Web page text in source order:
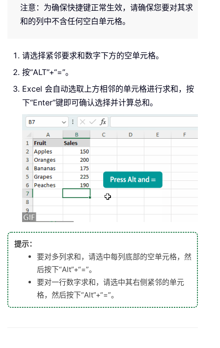
注意：为确保快捷键正常生效，请确保您要对其求
和的列中不含任何空白单元格。
请选择紧邻要求和数字下方的空单元格。
按“ALT”+“=”。
Excel 会自动选取上方相邻的单元格进行求和，按
下“Enter”键即可确认选择并计算总和。
提示：
要对多列求和，请选中每列底部的空单元格，然
后按下“Alt”+“=”。
要对一行数字求和，请选中其右侧紧邻的单元
格，然后按下“Alt”+“=”。